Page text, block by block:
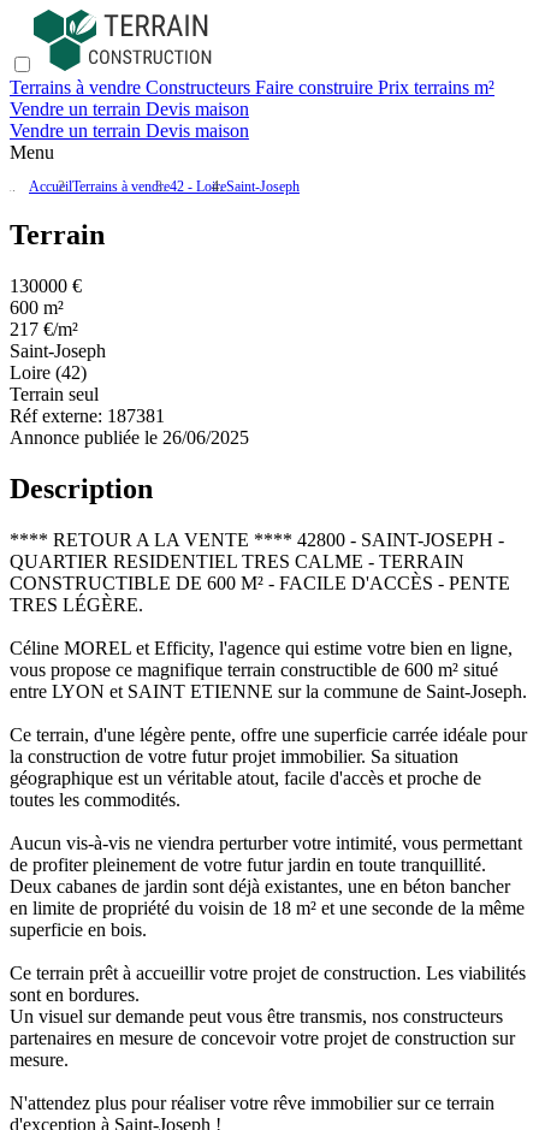
Terrains à vendre Constructeurs Faire construire Prix terrains m²
Vendre un terrain Devis maison
Vendre un terrain Devis maison
Menu
AccueilTerrains à vendre42 - LoireSaint-Joseph
Terrain
130000 €
600 m²
217 €/m²
Saint-Joseph
Loire (42)
Terrain seul
Réf externe: 187381
Annonce publiée le 26/06/2025
Description
**** RETOUR A LA VENTE **** 42800 - SAINT-JOSEPH -
QUARTIER RESIDENTIEL TRES CALME - TERRAIN
CONSTRUCTIBLE DE 600 M² - FACILE D'ACCÈS - PENTE
TRES LÉGÈRE.
Céline MOREL et Efficity, l'agence qui estime votre bien en ligne,
vous propose ce magnifique terrain constructible de 600 m² situé
entre LYON et SAINT ETIENNE sur la commune de Saint-Joseph.
Ce terrain, d'une légère pente, offre une superficie carrée idéale pour
la construction de votre futur projet immobilier. Sa situation
géographique est un véritable atout, facile d'accès et proche de
toutes les commodités.
Aucun vis-à-vis ne viendra perturber votre intimité, vous permettant
de profiter pleinement de votre futur jardin en toute tranquillité.
Deux cabanes de jardin sont déjà existantes, une en béton bancher
en limite de propriété du voisin de 18 m² et une seconde de la même
superficie en bois.
Ce terrain prêt à accueillir votre projet de construction. Les viabilités
sont en bordures.
Un visuel sur demande peut vous être transmis, nos constructeurs
partenaires en mesure de concevoir votre projet de construction sur
mesure.
N'attendez plus pour réaliser votre rêve immobilier sur ce terrain
d'exception à Saint-Joseph !